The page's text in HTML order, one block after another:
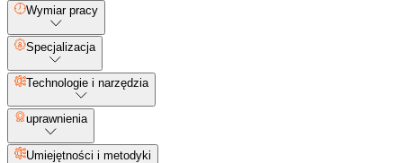
Wymiar pracy
Specjalizacja
Technologie i narzędzia
uprawnienia
Umiejętności i metodyki